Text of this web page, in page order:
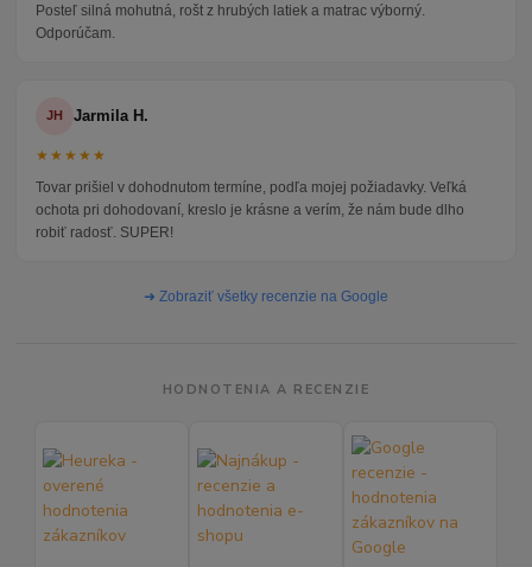
Posteľ silná mohutná, rošt z hrubých latiek a matrac výborný.
Odporúčam.
JH Jarmila H.
★★★★★
Tovar prišiel v dohodnutom termíne, podľa mojej požiadavky. Veľká
ochota pri dohodovaní, kreslo je krásne a verím, že nám bude dlho
robiť radosť. SUPER!
➜ Zobraziť všetky recenzie na Google
HODNOTENIA A RECENZIE